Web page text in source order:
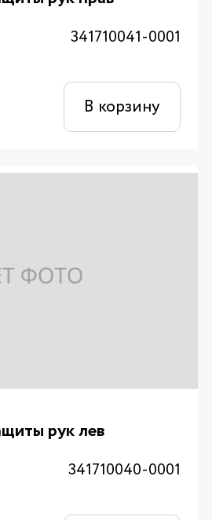
341710041-0001
В корзину
рук лев
341710040-0001